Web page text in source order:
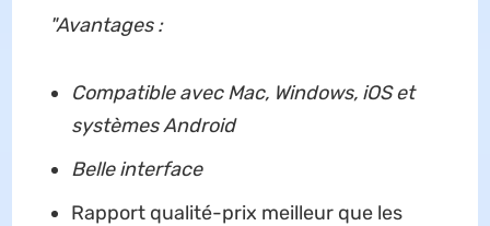
"Avantages :
Compatible avec Mac, Windows, iOS et
systèmes Android
Belle interface
Rapport qualité-prix meilleur que les